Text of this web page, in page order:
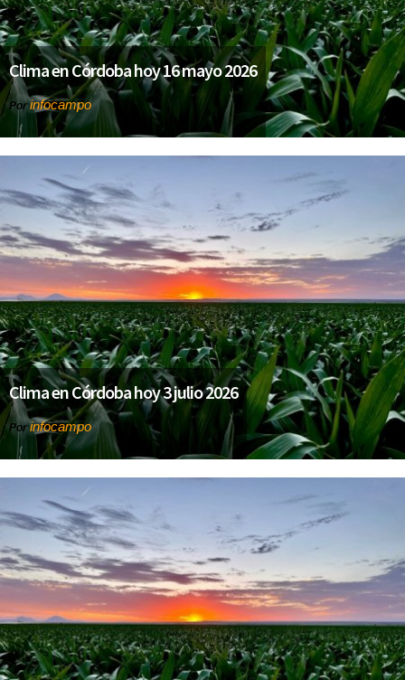
Clima en Córdoba hoy 16 mayo 2026
Por infocampo
Clima en Córdoba hoy 3 julio 2026
Por infocampo